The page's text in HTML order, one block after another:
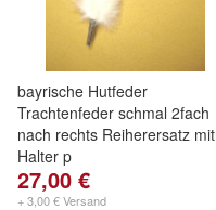
bayrische Hutfeder
Trachtenfeder schmal 2fach
nach rechts Reiherersatz mit
Halter p
27,00 €
+ 3,00 € Versand